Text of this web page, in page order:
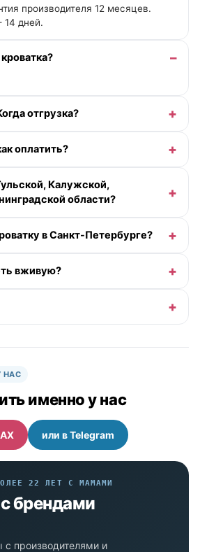
производителя 12 месяцев.
дней.
отгрузка?
оплатить?
Калужской,
области?
в Санкт-Петербурге?
вживую?
НАС
именно у нас
или в Telegram
22 ЛЕТ С МАМАМИ
брендами
производителями и